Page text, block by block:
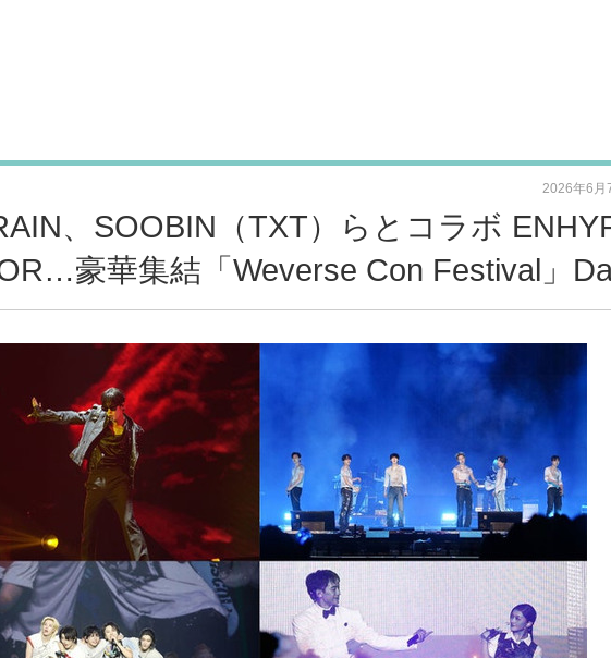
、SOOBIN（TXT）らとコラボ
豪華集結「Weverse Con Festival」
2026年6月